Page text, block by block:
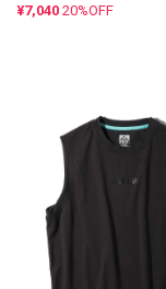
¥7,040 20%OFF